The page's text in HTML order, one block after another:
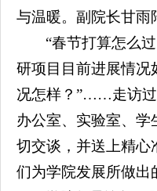
与温暖。副院长甘雨
“春节打算怎么
研项目目前进展情况
况怎样？”……走访
办公室、实验室、
切交谈，并送上精心
们为学院发展所做出